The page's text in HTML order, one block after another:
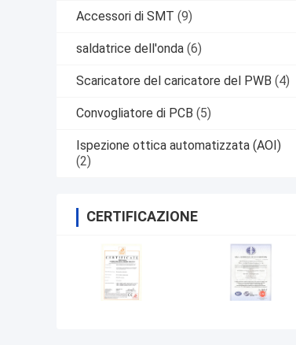
Accessori di SMT (9)
saldatrice dell'onda (6)
Scaricatore del caricatore del PWB (4)
Convogliatore di PCB (5)
Ispezione ottica automatizzata (AOI)
(2)
CERTIFICAZIONE